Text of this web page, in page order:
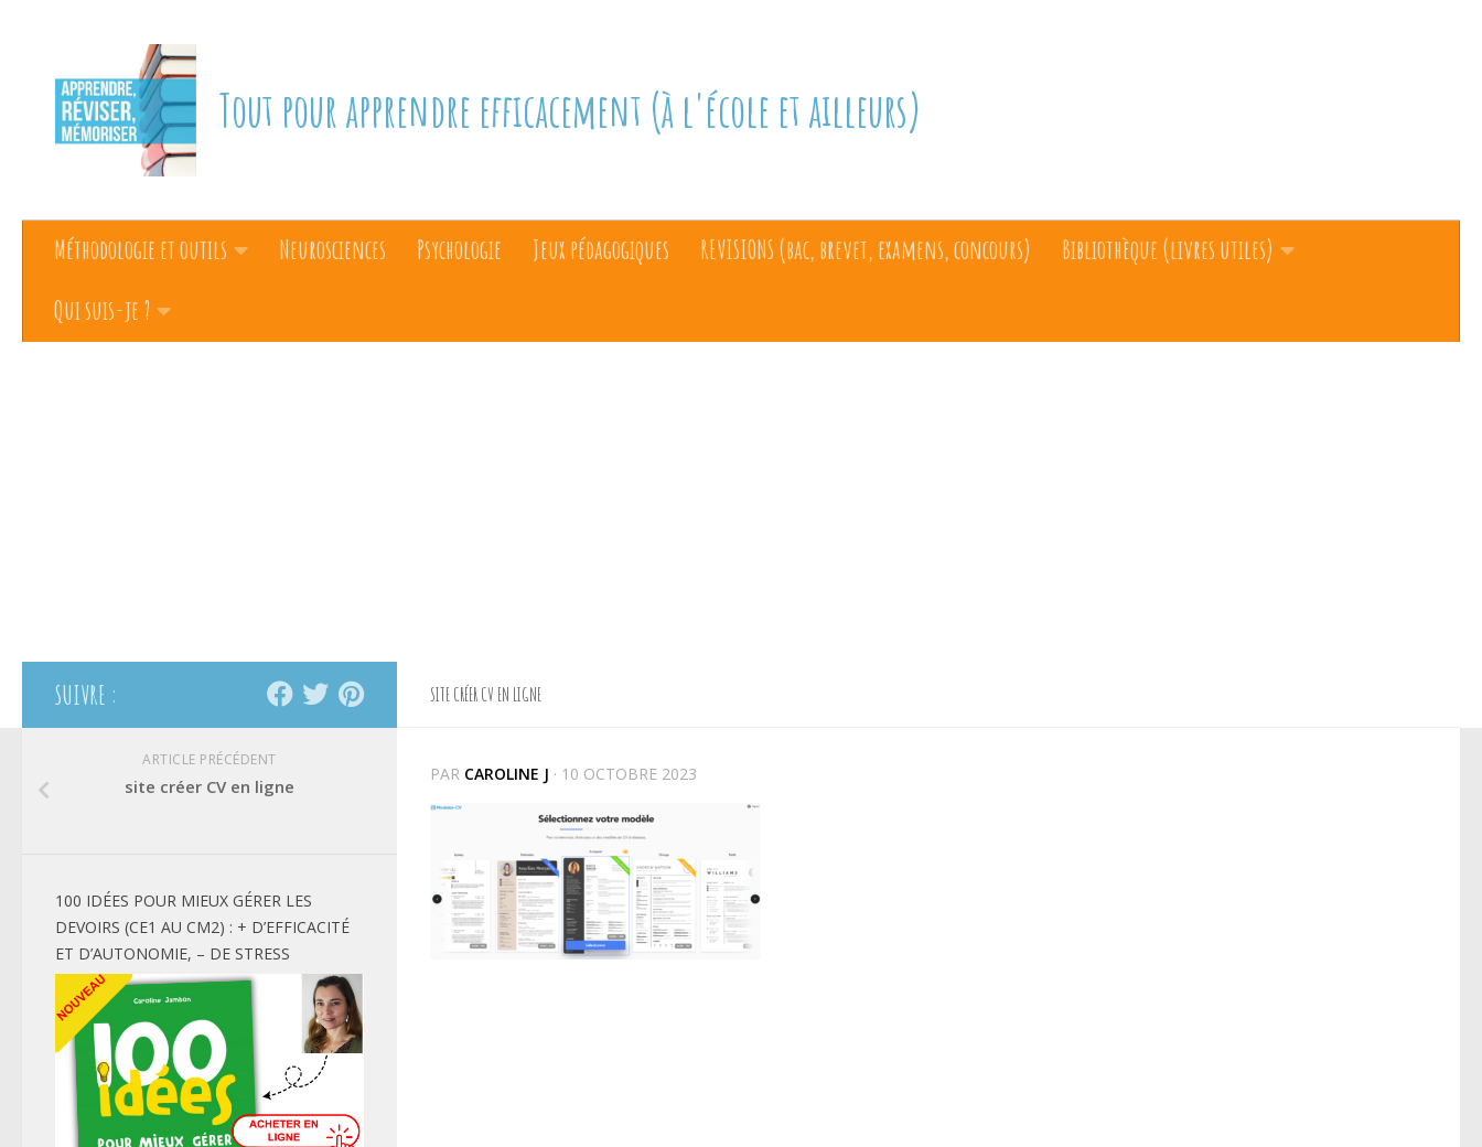
Tout pour apprendre efficacement (à l'école et ailleurs)
Méthodologie et outils Neurosciences Psychologie Jeux pédagogiques REVISIONS (bac, brevet, examens, concours)
Bibliothèque (livres utiles)
Qui suis-je ?
SITE CRÉER CV EN LIGNE
PAR CAROLINE J · 10 OCTOBRE 2023
SUIVRE :
ARTICLE PRÉCÉDENT
site créer CV en ligne
100 IDÉES POUR MIEUX GÉRER LES
DEVOIRS (CE1 AU CM2) : + D’EFFICACITÉ
ET D’AUTONOMIE, – DE STRESS